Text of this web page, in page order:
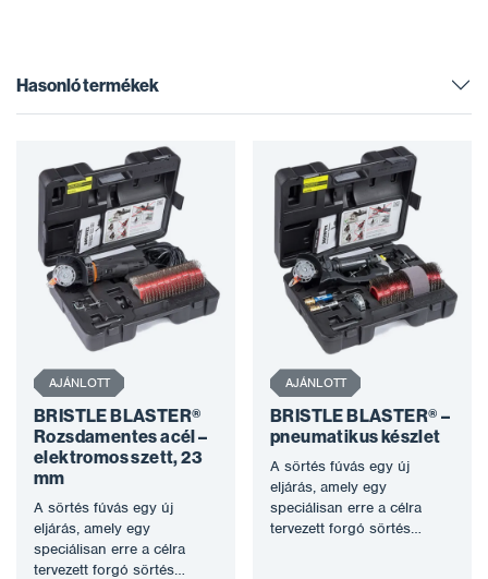
Hasonló termékek
AJÁNLOTT
BRISTLE BLASTER®
Rozsdamentes acél –
elektromos szett, 23
mm
A sörtés fúvás egy új
eljárás, amely egy
speciálisan erre a célra
tervezett forgó sörtés
AJÁNLOTT
BRISTLE BLASTER® –
pneumatikus készlet
A sörtés fúvás egy új
eljárás, amely egy
speciálisan erre a célra
tervezett forgó sörtés